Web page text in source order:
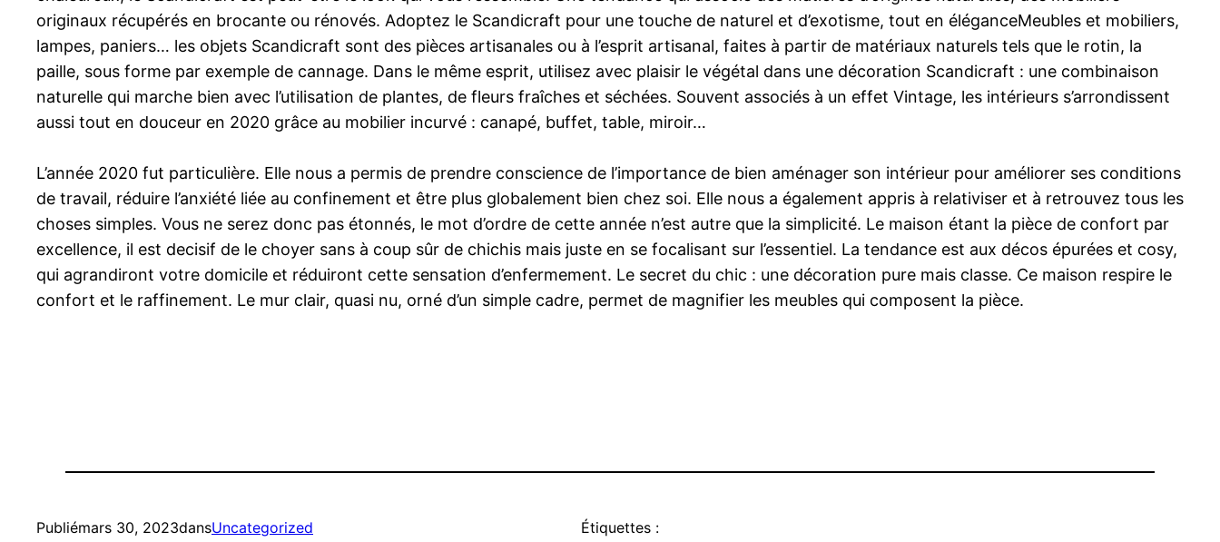
originaux récupérés en brocante ou rénovés. Adoptez le Scandicraft pour une touche de naturel et d’exotisme, tout en éléganceMeubles et mobiliers,
lampes, paniers… les objets Scandicraft sont des pièces artisanales ou à l’esprit artisanal, faites à partir de matériaux naturels tels que le rotin, la
paille, sous forme par exemple de cannage. Dans le même esprit, utilisez avec plaisir le végétal dans une décoration Scandicraft : une combinaison
naturelle qui marche bien avec l’utilisation de plantes, de fleurs fraîches et séchées. Souvent associés à un effet Vintage, les intérieurs s’arrondissent
aussi tout en douceur en 2020 grâce au mobilier incurvé : canapé, buffet, table, miroir…
L’année 2020 fut particulière. Elle nous a permis de prendre conscience de l’importance de bien aménager son intérieur pour améliorer ses conditions
de travail, réduire l’anxiété liée au confinement et être plus globalement bien chez soi. Elle nous a également appris à relativiser et à retrouvez tous les
choses simples. Vous ne serez donc pas étonnés, le mot d’ordre de cette année n’est autre que la simplicité. Le maison étant la pièce de confort par
excellence, il est decisif de le choyer sans à coup sûr de chichis mais juste en se focalisant sur l’essentiel. La tendance est aux décos épurées et cosy,
qui agrandiront votre domicile et réduiront cette sensation d’enfermement. Le secret du chic : une décoration pure mais classe. Ce maison respire le
confort et le raffinement. Le mur clair, quasi nu, orné d’un simple cadre, permet de magnifier les meubles qui composent la pièce.
Publiémars 30, 2023dansUncategorized Étiquettes :